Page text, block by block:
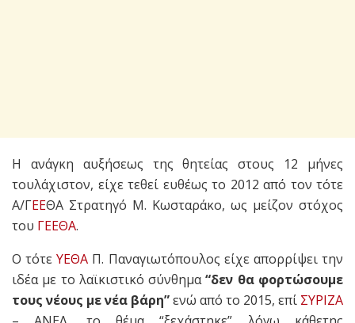
Η ανάγκη αυξήσεως της θητείας στους 12 μήνες
τουλάχιστον, είχε τεθεί ευθέως το 2012 από τον τότε
Α/ΓΕΕΘΑ Στρατηγό Μ. Κωσταράκο, ως μείζον στόχος
του ΓΕΕΘΑ.
Ο τότεΥΕΘΑ Π. Παναγιωτόπουλος είχε απορρίψει την
ιδέα με το λαϊκιστικό σύνθημα“δεν θα φορτώσουμε
τους νέους με νέα βάρη”ενώ από το 2015, επί ΣΥΡΙΖΑ